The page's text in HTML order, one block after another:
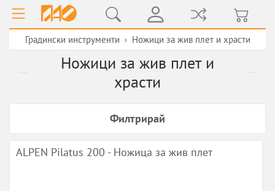
Градински инструменти › Ножици за жив плет и храсти
Ножици за жив плет и
храсти
Филтрирай
ALPEN Pilatus 200 - Ножица за жив плет